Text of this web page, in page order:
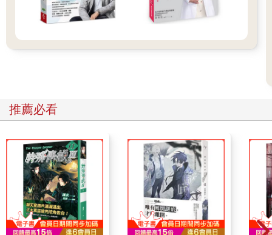
有意識的吃—找出食物令人敬畏之處
食物的敬畏感與神奇感，因而領會到食物對我生命的影響，也激
勵我盡可能做出最健康的選擇。在挖掘食物與我身體間神奇互動
的感激之情時，下面是我所想到的幾件事情：
我想到，我正在吃的植物，它所有儲藏在細胞各鍵結中的能量，
原本是從太陽發出的一束光子能量，在穿過太空後由植物的葉綠
體吸收，再轉變成葡萄糖，然後由某個可能被我吃進肚的動物接
收。植物裡的葉綠體非常像人體中的粒線體，粒線體最後把植物
吸收陽光後形成的葡萄糖，轉變成我能使用的ATP，驅動了我的
生命，以及我思考與愛的能力。然後到了我最後死亡之時， ATP
會回歸大地（希望是以我媽那種自然葬的方式，如此我的身體會
推薦必看